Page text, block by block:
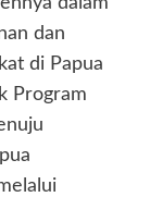
dan
di Papua
Program